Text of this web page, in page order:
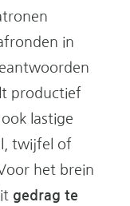
in
productief
lastige
twijfel of
het brein
gedrag te